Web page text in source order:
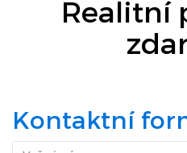
Realitní
Kontaktní